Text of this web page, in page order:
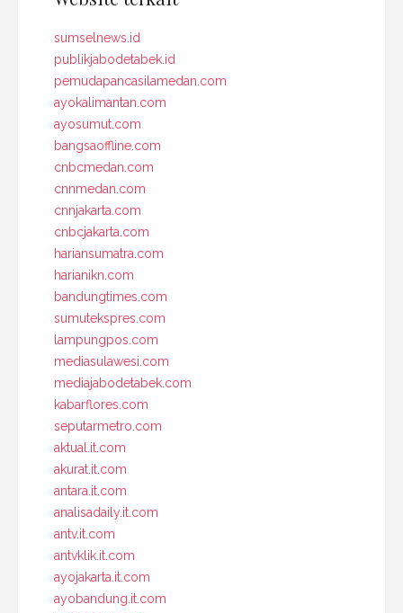
sumselnews.id
publikjabodetabek.id
pemudapancasilamedan.com
ayokalimantan.com
ayosumut.com
bangsaoffline.com
cnbcmedan.com
cnnmedan.com
cnnjakarta.com
cnbcjakarta.com
hariansumatra.com
harianikn.com
bandungtimes.com
sumutekspres.com
lampungpos.com
mediasulawesi.com
mediajabodetabek.com
kabarflores.com
seputarmetro.com
aktual.it.com
akurat.it.com
antara.it.com
analisadaily.it.com
antv.it.com
antvklik.it.com
ayojakarta.it.com
ayobandung.it.com